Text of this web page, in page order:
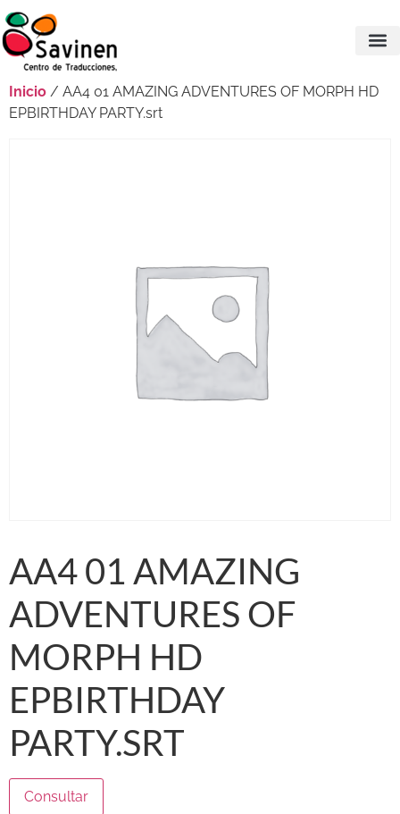
Inicio / AA4 01 AMAZING ADVENTURES OF MORPH HD
EPBIRTHDAY PARTY.srt
AA4 01 AMAZING
ADVENTURES OF
MORPH HD
EPBIRTHDAY
PARTY.SRT
Consultar